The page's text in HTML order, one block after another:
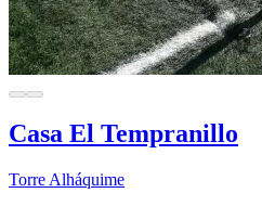
Casa El Tempranillo
Torre Alháquime